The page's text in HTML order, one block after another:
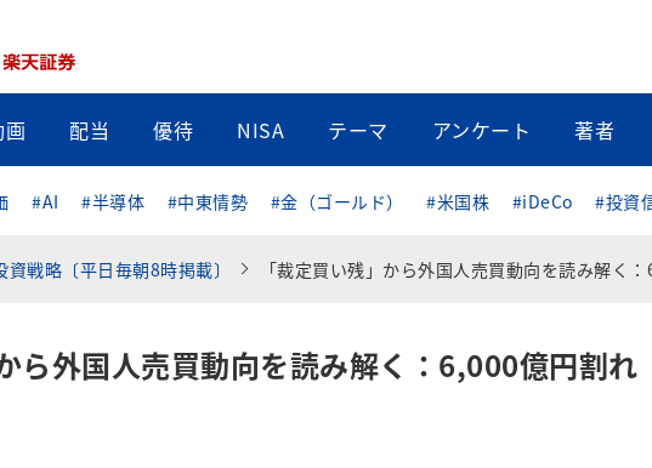
配当 優待 NISA テーマ アンケート 著者
#AI #半導体 #中東情勢 #金（ゴールド） #米国株 #iDeCo #投資
戦略〔平日毎朝8時掲載〕 「裁定買い残」から外国人売買動向を読み解く：6,000億円割れ→売られ過
ら外国人売買動向を読み解く：6,000億円割れ